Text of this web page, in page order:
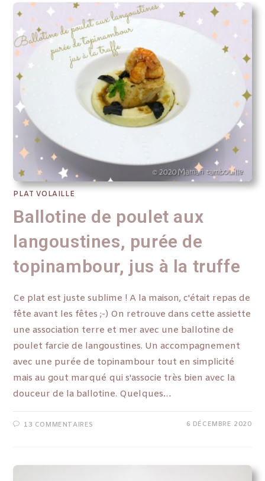
PLAT VOLAILLE
Ballotine de poulet aux
langoustines, purée de
topinambour, jus à la truffe
Ce plat est juste sublime ! A la maison, c'était repas de
fête avant les fêtes ;-) On retrouve dans cette assiette
une association terre et mer avec une ballotine de
poulet farcie de langoustines. Un accompagnement
avec une purée de topinambour tout en simplicité
mais au gout marqué qui s'associe très bien avec la
douceur de la ballotine. Quelques…
13 COMMENTAIRES 6 DÉCEMBRE 2020